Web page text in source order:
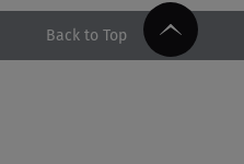
Back to Top